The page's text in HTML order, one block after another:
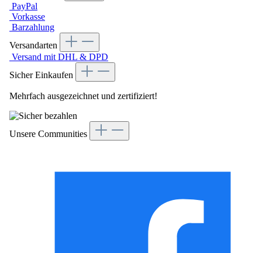
PayPal
Vorkasse
Barzahlung
Versandarten
Versand mit DHL & DPD
Sicher Einkaufen
Mehrfach ausgezeichnet und zertifiziert!
Unsere Communities